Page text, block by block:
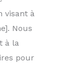
visant à
Nous
à la
pour